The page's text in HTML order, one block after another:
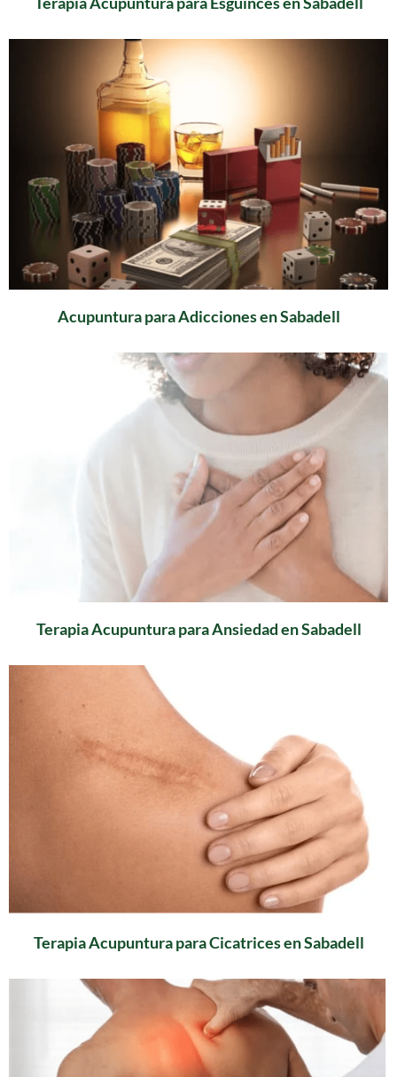
Acupuntura para Adicciones en Sabadell
Terapia Acupuntura para Ansiedad en Sabadell
Terapia Acupuntura para Cicatrices en Sabadell